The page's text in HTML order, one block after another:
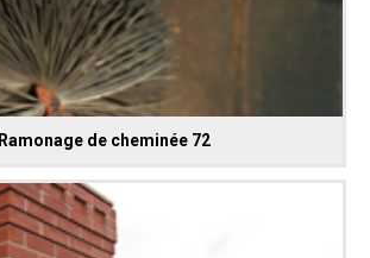
Ramonage de cheminée 72